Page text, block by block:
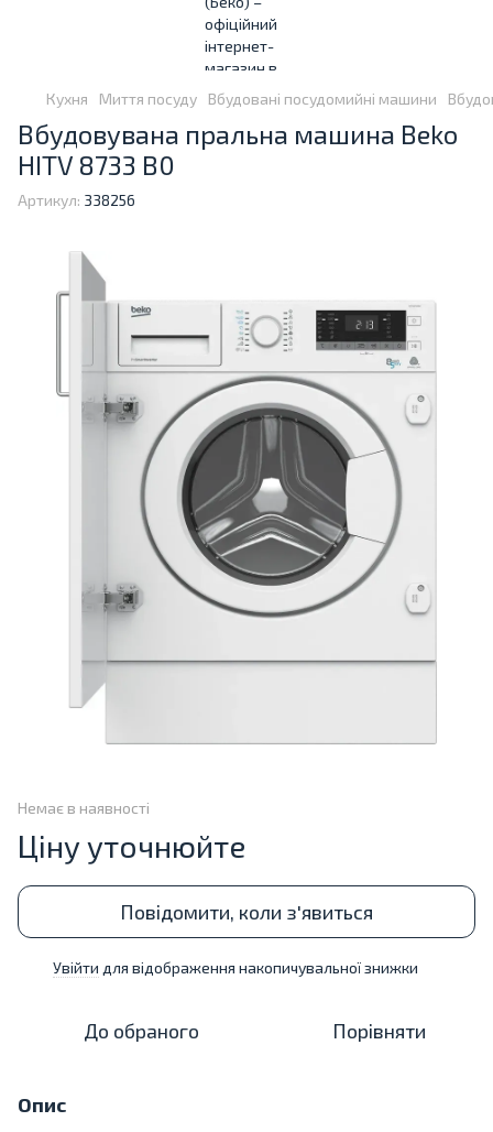
Кухня Миття посуду Вбудовані посудомийні машини
Вбудовувана пральна машина Beko
HITV 8733 B0
Артикул: 338256
Немає в наявності
Ціну уточнюйте
Повідомити, коли з'явиться
Увійти для відображення накопичувальної знижки
До обраного Порівняти
Опис